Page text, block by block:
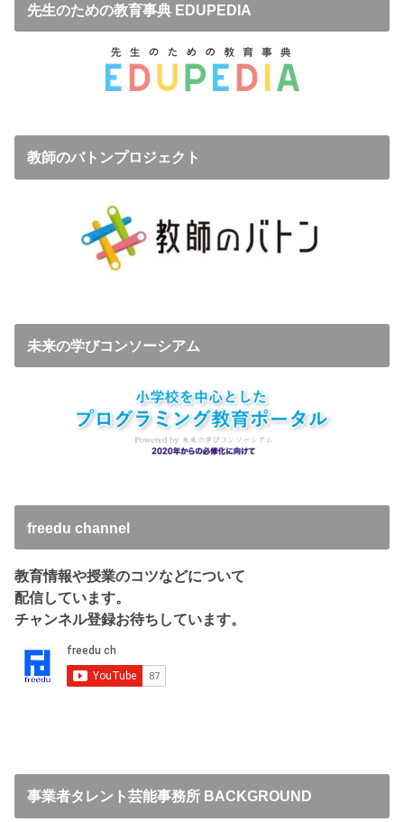
先生のための教育事典 EDUPEDIA
教師のバトンプロジェクト
未来の学びコンソーシアム
freedu channel
教育情報や授業のコツなどについて
配信しています。
チャンネル登録お待ちしています。
事業者タレント芸能事務所 BACKGROUND